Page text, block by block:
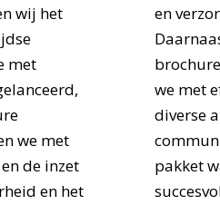
wij het
met
we met
de inzet
en het
en
we met
diverse
pakket